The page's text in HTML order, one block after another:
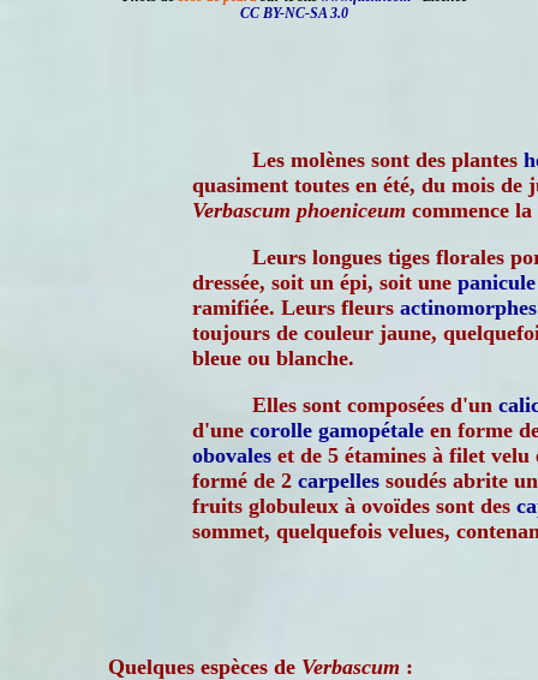
CC BY-NC-SA 3.0
Les molènes sont des plantes
quasiment toutes en été, du mois de
Verbascum phoeniceum commence
Leurs longues tiges florales
dressée, soit un épi, soit une panicule
ramifiée. Leurs fleurs actinomorphes
toujours de couleur jaune,
bleue ou blanche.
Elles sont composées d'un
d'une corolle gamopétale en forme
obovales et de 5 étamines à filet
formé de 2 carpelles soudés abrite
fruits globuleux à ovoïdes sont des
sommet, quelquefois velues,
Quelques espèces de Verbascum :